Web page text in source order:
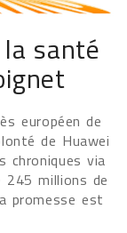
santé
européen de
de Huawei
chroniques via
millions de
promesse est